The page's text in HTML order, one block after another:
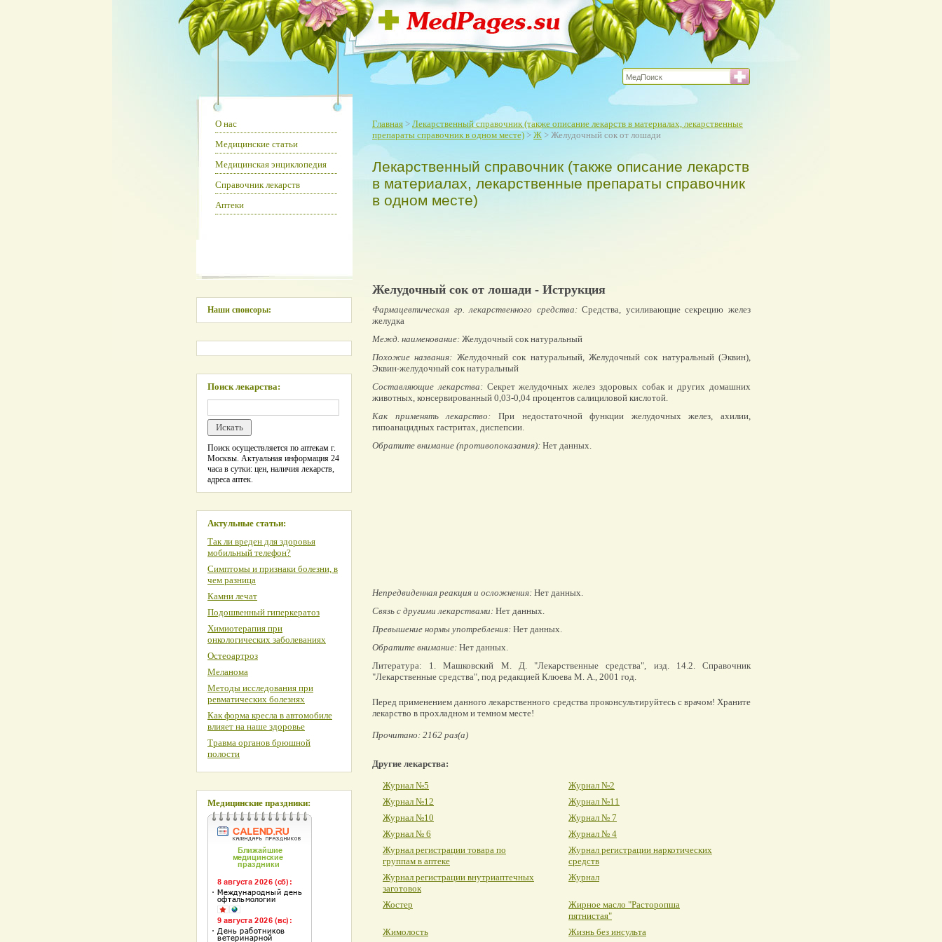
Главная > Лекарственный справочник (также описание лекарств в материалах, лекарственные
препараты справочник в одном месте) > Ж > Желудочный сок от лошади
Лекарственный справочник (также описание лекарств
в материалах, лекарственные препараты справочник
в одном месте)
Желудочный сок от лошади - Иструкция
Фармацевтическая гр. лекарственного средства:Средства, усиливающие секрецию желез
желудка
Межд. наименование: Желудочный сок натуральный
Похожие названия: Желудочный сок натуральный, Желудочный сок натуральный (Эквин),
Эквин-желудочный сок натуральный
Составляющие лекарства:Секрет желудочных желез здоровых собак и других домашних
животных, консервированный 0,03-0,04 процентов салициловой кислотой.
Как применять лекарство: При недостаточной функции желудочных желез, ахилии,
гипоанацидных гастритах, диспепсии.
Обратите внимание (противопоказания): Нет данных.
Непредвиденная реакция и осложнения: Нет данных.
Связь с другими лекарствами: Нет данных.
Превышение нормы употребления: Нет данных.
Обратите внимание: Нет данных.
Литература: 1. Машковский М. Д. "Лекарственные средства", изд. 14.2. Справочник
"Лекарственные средства", под редакцией Клюева М. А., 2001 год.
Перед применением данного лекарственного средства проконсультируйтесь с врачом! Храните
лекарство в прохладном и темном месте!
Прочитано: 2162 раз(а)
Другие лекарства:
Журнал №5
Журнал №2
Журнал №12
Журнал №11
Журнал №10
Журнал № 7
Журнал № 6
Журнал № 4
Журнал регистрации товара по
группам в аптеке
Журнал регистрации наркотических
средств
Журнал регистрации внутриаптечных
заготовок
Журнал
Жостер
Жирное масло "Расторопша
пятнистая"
Жимолость
Жизнь без инсульта
О нас
Медицинские статьи
Медицинская энциклопедия
Справочник лекарств
Аптеки
Наши спонсоры:
Поиск лекарства:
Поиск осуществляется по аптекам г.
Москвы. Актуальная информация 24
часа в сутки: цен, наличия лекарств,
адреса аптек.
Актульные статьи:
Так ли вреден для здоровья
мобильный телефон?
Симптомы и признаки болезни, в
чем разница
Камни лечат
Подошвенный гиперкератоз
Химиотерапия при
онкологических заболеваниях
Остеоартроз
Меланома
Методы исследования при
ревматических болезнях
Как форма кресла в автомобиле
влияет на наше здоровье
Травма органов брюшной
полости
Медицинские праздники: